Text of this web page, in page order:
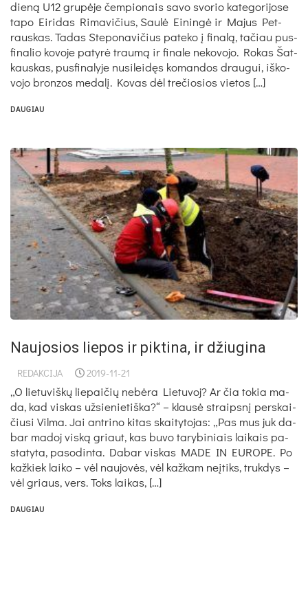
die­ną U12 gru­pė­je čem­pio­nais sa­vo svo­rio ka­te­go­ri­jo­se
ta­po Ei­ri­das Ri­ma­vi­čius, Sau­lė Ei­nin­gė ir Ma­jus Pet­
raus­kas. Ta­das Ste­po­na­vi­čius pa­te­ko į fi­na­lą, ta­čiau pus­
fi­na­lio ko­vo­je pa­ty­rė trau­mą ir fi­na­le ne­ko­vo­jo. Ro­kas Šat­
kaus­kas, pus­fi­na­ly­je nu­si­lei­dęs ko­man­dos drau­gui, iš­ko­
vo­jo bron­zos me­da­lį. Ko­vas dėl tre­čio­sios vie­tos […]
DAUGIAU
Naujosios liepos ir piktina, ir džiugina
REDAKCIJA 2019-11-21
„O lie­tu­viš­kų lie­pai­čių ne­bė­ra Lie­tu­voj? Ar čia to­kia ma­
da, kad vis­kas už­sie­nie­tiš­ka?“ – klau­sė straips­nį per­skai­
čiu­si Vil­ma. Jai ant­ri­no ki­tas skai­ty­to­jas: „Pas mus juk da­
bar ma­doj vis­ką griaut, kas bu­vo ta­ry­bi­niais lai­kais pa­
sta­ty­ta, pa­so­din­ta. Da­bar vis­kas MA­DE IN EU­RO­PE. Po
kaž­kiek lai­ko – vėl nau­jo­vės, vėl kaž­kam neį­tiks, truk­dys –
vėl griaus, vers. Toks lai­kas, […]
DAUGIAU